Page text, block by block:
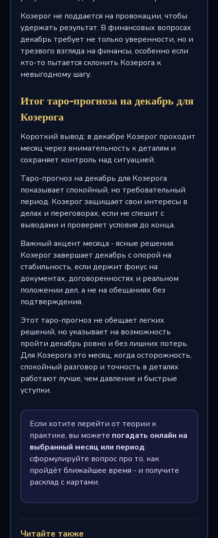
Козерог не поддается на провокации, чтобы
удержать результат. В финансовых вопросах
декабрь требует не только уверенности, но и
трезвого взгляда на финансы, особенно если
кто-то пытается склонить Козерога к
невыгодному шагу.
Итог таро-прогноза на декабрь для
Козерога
Короткий вывод: в декабре Козерог проходит
месяц через внимательность к деталям и
сохраняет контроль над ситуацией.
Таро-прогноз на декабрь для Козерога
показывает спокойный, но требовательный
период. Козерог защищает свои интересы в
делах и переговорах, если не спешит с
выводами и проверяет условия до конца.
Важный акцент месяца - ясные решения.
Козерог завершает декабрь с опорой на
стабильность, если держит фокус на
документах, договоренностях и реальном
положении дел, а не на обещаниях без
подтверждения.
Этот таро-прогноз не обещает легких
решений, но указывает на возможность
пройти декабрь ровно и без лишних потерь.
Для Козерога это месяц, когда осторожность,
спокойный разговор и точность в деталях
работают лучше, чем давление и быстрые
уступки.
Если хотите перейти от теории к
практике, вы можете погадать онлайн на
выбранный месяц или период:
сформулируйте вопрос про то, как
пройдёт ближайшее время - и получите
расклад с картами.
Читайте также